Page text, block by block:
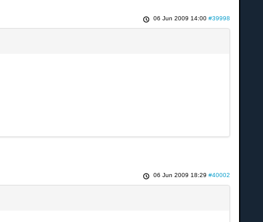
06 Jun 2009 14:00 #39998
06 Jun 2009 18:29 #40002